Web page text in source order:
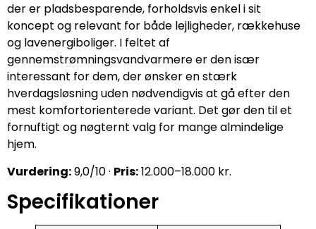
der er pladsbesparende, forholdsvis enkel i sit
koncept og relevant for både lejligheder, rækkehuse
og lavenergiboliger. I feltet af
gennemstrømningsvandvarmere er den især
interessant for dem, der ønsker en stærk
hverdagsløsning uden nødvendigvis at gå efter den
mest komfortorienterede variant. Det gør den til et
fornuftigt og nøgternt valg for mange almindelige
hjem.
Vurdering:9,0/10 · Pris:12.000–18.000 kr.
Specifikationer